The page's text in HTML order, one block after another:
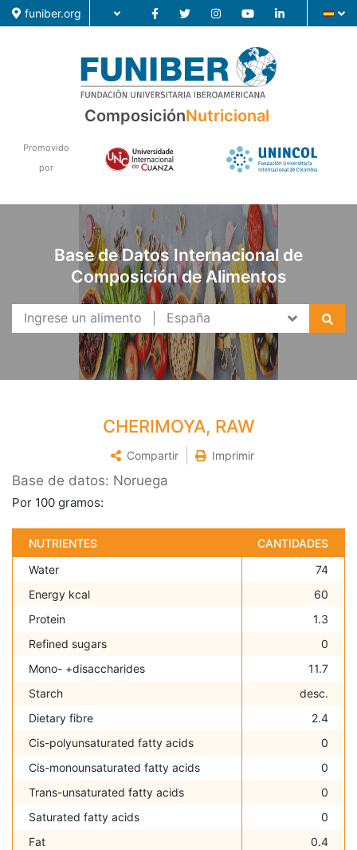
funiber.org
ComposiciónNutricional
Promovido
por
Base de Datos Internacional de
Composición de Alimentos
CHERIMOYA, RAW
Compartir Imprimir
Base de datos: Noruega
Por 100 gramos:
NUTRIENTES
CANTIDADES
Water
74
Energy kcal
60
Protein
1.3
Refined sugars
0
Mono- +disaccharides
11.7
Starch
desc.
Dietary fibre
2.4
Cis-polyunsaturated fatty acids
0
Cis-monounsaturated fatty acids
0
Trans-unsaturated fatty acids
0
Saturated fatty acids
0
Fat
0.4